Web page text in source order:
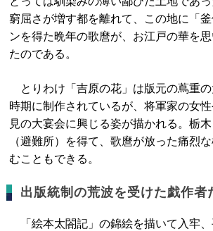
窮屈さが増す都を離れて、この地に「
ンを得た晩年の歌麿が、お江戸の華を
たのである。
とりわけ「吉原の花」は版元の蔦重の
時期に制作されているが、将軍家の女
見の大宴会に興じる姿が描かれる。栃
（避難所）を得て、歌麿が放った痛烈
むこともできる。
出版統制の荒波を受けた戯作者
「絵本太閤記」の錦絵を描いて入牢、